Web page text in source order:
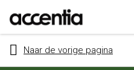
Naar de vorige pagina